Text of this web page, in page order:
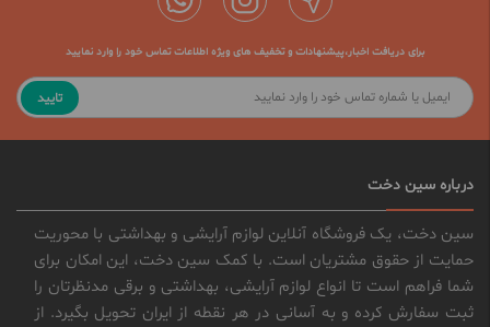
برای دریافت اخبار،پیشنهادات و تخفیف های ویژه اطلاعات تماس خود را وارد نمایید
تایید
درباره سین دخت
سین دخت، یک فروشگاه آنلاین لوازم آرایشی و بهداشتی با محوریت
حمایت از حقوق مشتریان است. با کمک سین دخت، این امکان برای
شما فراهم است تا انواع لوازم آرایشی، بهداشتی و برقی مدنظرتان را
ثبت سفارش کرده و به آسانی در هر نقطه از ایران تحویل بگیرد. از